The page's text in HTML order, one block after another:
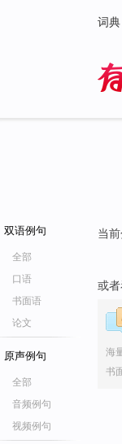
词典
双语例句
全部
口语
书面语
论文
原声例句
全部
音频例句
视频例句
当
或者
海
书